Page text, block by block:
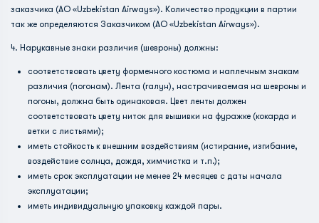
заказчика (АО «Uzbekistan Airways»). Количество продукции в партии
так же определяются Заказчиком (АО «Uzbekistan Airways»).
4. Нарукавные знаки различия (шевроны) должны:
соответствовать цвету форменного костюма и наплечным знакам
различия (погонам). Лента (галун), настрачиваемая на шевроны и
погоны, должна быть одинаковая. Цвет ленты должен
соответствовать цвету ниток для вышивки на фуражке (кокарда и
ветки с листьями);
иметь стойкость к внешним воздействиям (истирание, изгибание,
воздействие солнца, дождя, химчистка и т.п.);
иметь срок эксплуатации не менее 24 месяцев с даты начала
эксплуатации;
иметь индивидуальную упаковку каждой пары.